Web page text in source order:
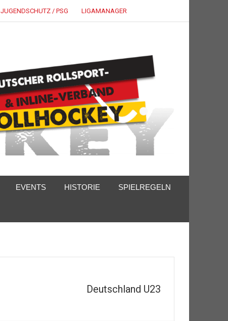
JUGENDSCHUTZ / PSG LIGAMANAGER
EVENTS HISTORIE SPIELREGELN
Deutschland U23